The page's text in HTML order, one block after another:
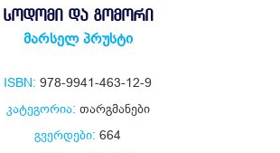
ᲡᲝᲓᲝᲛᲘ ᲓᲐ ᲒᲝᲛᲝᲠᲘ
მარსელ პრუსტი
ISBN: 978-9941-463-12-9
კატეგორია: თარგმანები
გვერდები: 664